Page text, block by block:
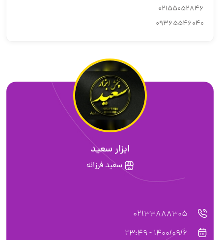
02155052846
09365546040
ابزار سعید
سعید فرزانه
02133888305
1400/09/6 - 23:49